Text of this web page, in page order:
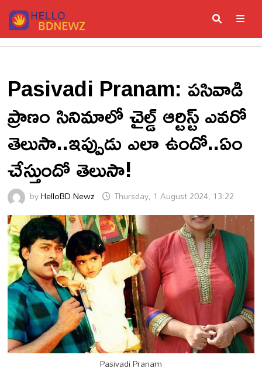
Skip
to
content
Pasivadi Pranam: పసివాడి
ప్రాణం సినిమాలో చైల్డ్ ఆర్టిస్ట్ ఎవరో
తెలుసా..ఇప్పుడు ఎలా ఉందో..ఏం
చేస్తుందో తెలుసా!
byHelloBD Newz Thursday, 1 August 2024, 13:22
Pasivadi Pranam